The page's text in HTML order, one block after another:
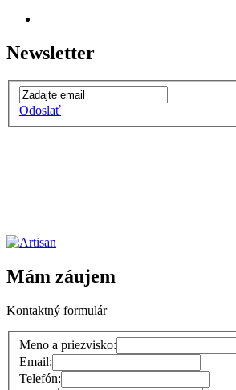
Newsletter
Odoslať
Mám záujem
Kontaktný formulár
Meno a priezvisko:
Email:
Telefón: